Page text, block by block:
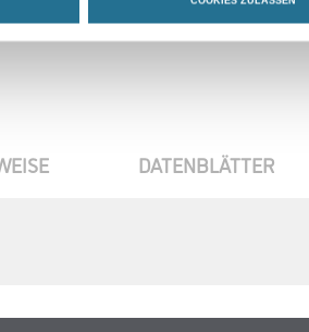
DATENBLÄTTER